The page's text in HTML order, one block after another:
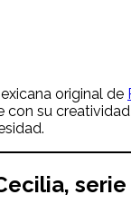
original de
con su
,